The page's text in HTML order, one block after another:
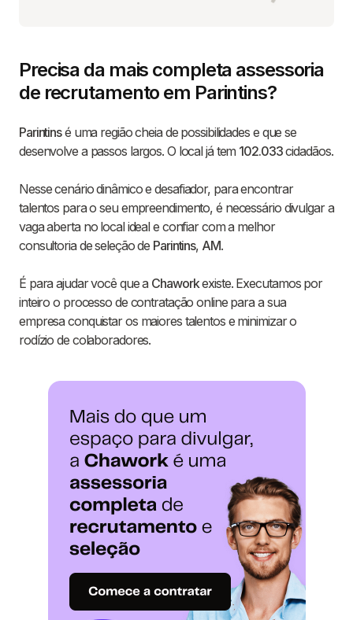
Precisa da mais completa assessoria
de recrutamento em Parintins?
Parintinsé uma região cheia de possibilidades e que se
desenvolve a passos largos. O local já tem 102.033cidadãos.
Nesse cenário dinâmico e desafiador, para encontrar
talentos para o seu empreendimento, é necessário divulgar a
vaga aberta no local ideal e confiar com a melhor
consultoria de seleção de Parintins, AM.
É para ajudar você que a Chaworkexiste. Executamos por
inteiro o processo de contratação online para a sua
empresa conquistar os maiores talentos e minimizar o
rodízio de colaboradores.